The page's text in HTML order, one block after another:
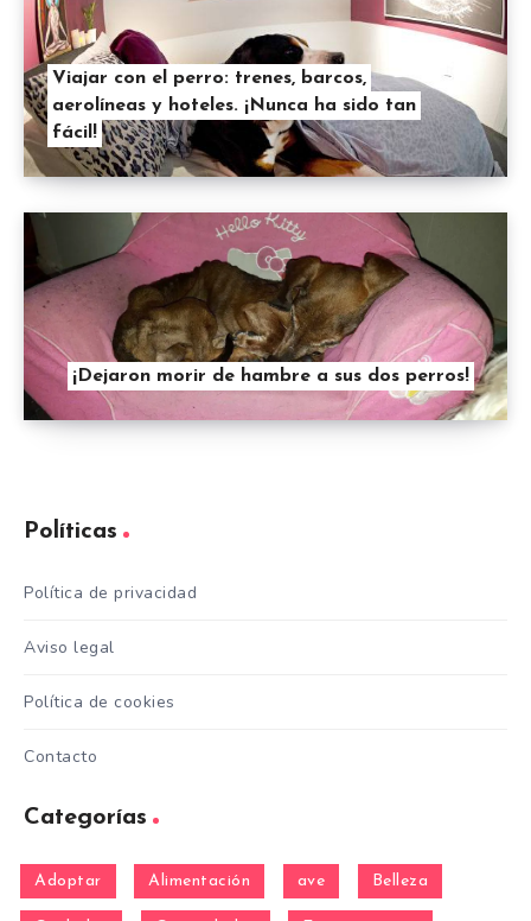
Viajar con el perro: trenes, barcos,
aerolíneas y hoteles. ¡Nunca ha sido tan
fácil!
¡Dejaron morir de hambre a sus dos perros!
Políticas
Política de privacidad
Aviso legal
Política de cookies
Contacto
Categorías
Adoptar Alimentación ave Belleza